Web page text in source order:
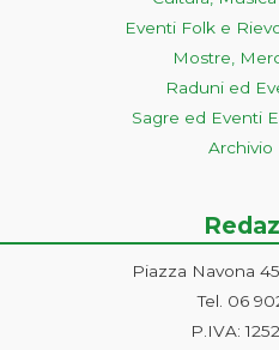
Eventi Folk e
Mostre,
Raduni ed
Sagre ed Eventi
Archivio
Piazza Navona
Tel. 06
P.IVA: